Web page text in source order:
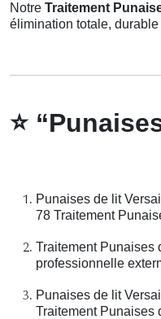
Notre Traitement
élimination totale,
⭐
Punaises de lit
78 Traitement
Traitement Punaises
professionnelle
Punaises de lit
Traitement Punaises